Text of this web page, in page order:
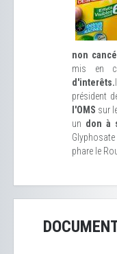
non
mis en
d'interêts.
président
l'OMS sur
un don à
phare le